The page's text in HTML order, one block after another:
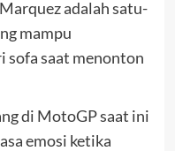
adalah satu-
mampu
sofa saat menonton
di MotoGP saat ini
emosi ketika